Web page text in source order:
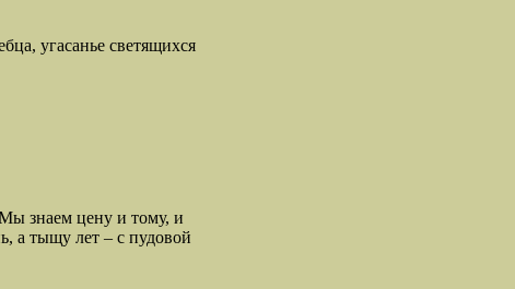
угасанье светящихся
знаем цену и тому, и
а тыщу лет – с пудовой